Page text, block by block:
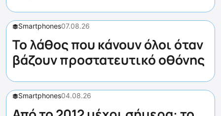
Smartphones07.08.26
Το λάθος που κάνουν όλοι όταν
βάζουν προστατευτικό οθόνης
Smartphones04.08.26